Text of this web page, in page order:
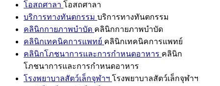
โอสถศาลา โอสถศาลา
บริการทางทันตกรรม บริการทางทันตกรรม
คลินิกกายภาพบำบัด คลินิกกายภาพบำบัด
คลินิกเทคนิคการแพทย์ คลินิกเทคนิคการแพทย์
คลินิกโภชนาการและการกำหนดอาหาร คลินิก
โภชนาการและการกำหนดอาหาร
โรงพยาบาลสัตว์เล็กจุฬาฯ โรงพยาบาลสัตว์เล็กจุฬาฯ